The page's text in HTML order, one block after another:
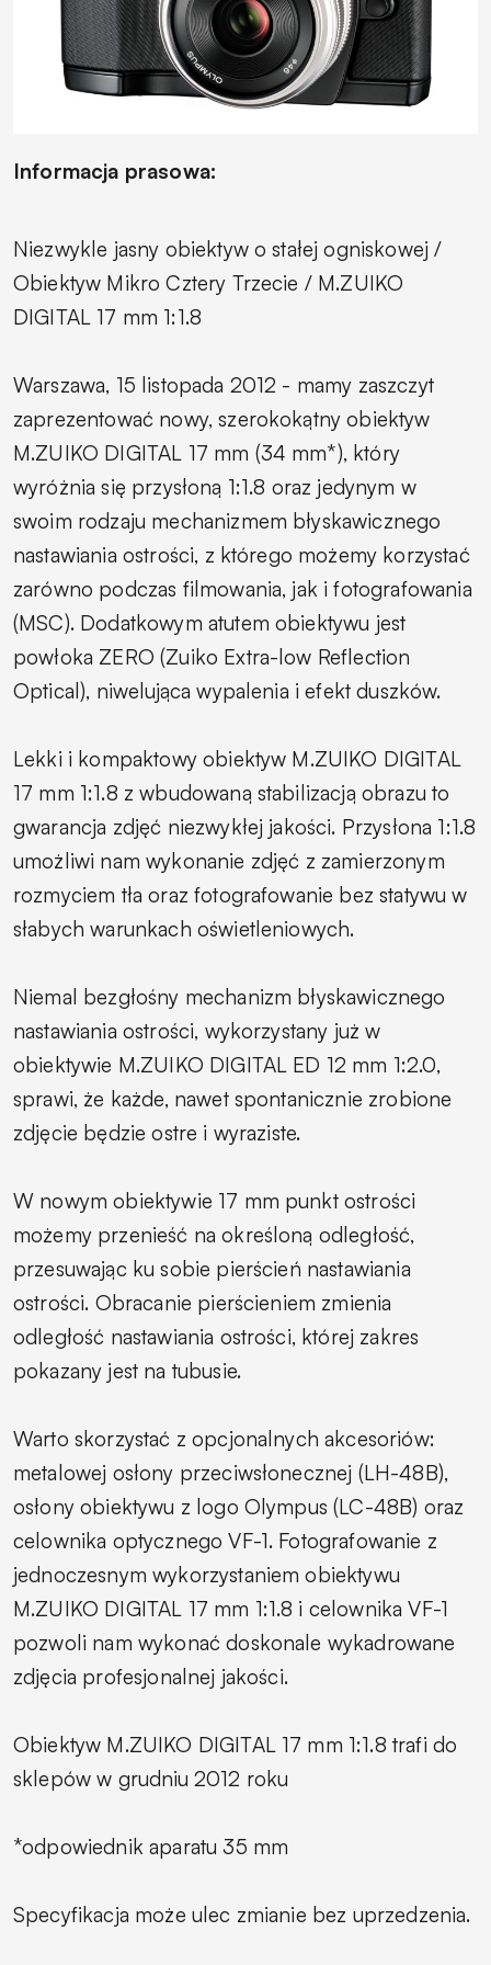
Informacja prasowa:
Niezwykle jasny obiektyw o stałej ogniskowej /
Obiektyw Mikro Cztery Trzecie / M.ZUIKO
DIGITAL 17 mm 1:1.8
Warszawa, 15 listopada 2012 - mamy zaszczyt
zaprezentować nowy, szerokokątny obiektyw
M.ZUIKO DIGITAL 17 mm (34 mm*), który
wyróżnia się przysłoną 1:1.8 oraz jedynym w
swoim rodzaju mechanizmem błyskawicznego
nastawiania ostrości, z którego możemy korzystać
zarówno podczas filmowania, jak i fotografowania
(MSC). Dodatkowym atutem obiektywu jest
powłoka ZERO (Zuiko Extra-low Reflection
Optical), niwelująca wypalenia i efekt duszków.
Lekki i kompaktowy obiektyw M.ZUIKO DIGITAL
17 mm 1:1.8 z wbudowaną stabilizacją obrazu to
gwarancja zdjęć niezwykłej jakości. Przysłona 1:1.8
umożliwi nam wykonanie zdjęć z zamierzonym
rozmyciem tła oraz fotografowanie bez statywu w
słabych warunkach oświetleniowych.
Niemal bezgłośny mechanizm błyskawicznego
nastawiania ostrości, wykorzystany już w
obiektywie M.ZUIKO DIGITAL ED 12 mm 1:2.0,
sprawi, że każde, nawet spontanicznie zrobione
zdjęcie będzie ostre i wyraziste.
W nowym obiektywie 17 mm punkt ostrości
możemy przenieść na określoną odległość,
przesuwając ku sobie pierścień nastawiania
ostrości. Obracanie pierścieniem zmienia
odległość nastawiania ostrości, której zakres
pokazany jest na tubusie.
Warto skorzystać z opcjonalnych akcesoriów:
metalowej osłony przeciwsłonecznej (LH-48B),
osłony obiektywu z logo Olympus (LC-48B) oraz
celownika optycznego VF-1. Fotografowanie z
jednoczesnym wykorzystaniem obiektywu
M.ZUIKO DIGITAL 17 mm 1:1.8 i celownika VF-1
pozwoli nam wykonać doskonale wykadrowane
zdjęcia profesjonalnej jakości.
Obiektyw M.ZUIKO DIGITAL 17 mm 1:1.8 trafi do
sklepów w grudniu 2012 roku
*odpowiednik aparatu 35 mm
Specyfikacja może ulec zmianie bez uprzedzenia.